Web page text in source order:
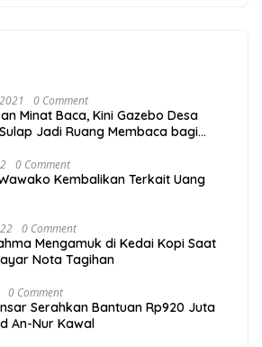
0 Comment
Minat Baca, Kini Gazebo Desa
Jadi Ruang Membaca bagi
0 Comment
Kembalikan Terkait Uang
0 Comment
Mengamuk di Kedai Kopi Saat
Nota Tagihan
0 Comment
Serahkan Bantuan Rp920 Juta
An-Nur Kawal